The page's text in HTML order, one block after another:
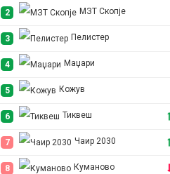
r
y
t
a
b
2 МЗТ Скопје
3 Пелистер
4 Маџари
5 Кожув
6 Тиквеш
7 Чаир 2030
8 Куманово